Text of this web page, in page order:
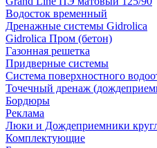
Водосток временный
Дренажные системы Gidrolica
Gidrolica Пром (бетон)
Газонная решетка
Придверные системы
Система поверхностного
Точечный дренаж
Бордюры
Рекламa
Люки и Дождеприемники
Комплектующие